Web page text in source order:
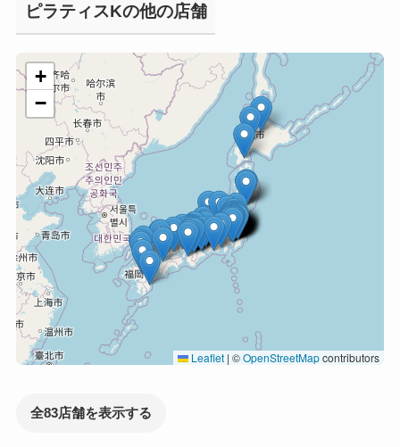
ピラティスKの他の店舗
+
−
Leaflet | ©OpenStreetMapcontributors
全83店舗を表示する